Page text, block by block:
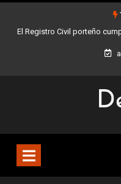
El Registro Civil porteño